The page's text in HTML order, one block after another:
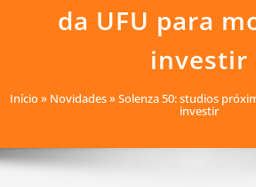
da UFU para
investir
Início» Novidades» Solenza 50: studios
investir